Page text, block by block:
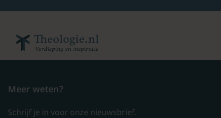
Meer weten?
Schrijf je in voor onze nieuwsbrief.